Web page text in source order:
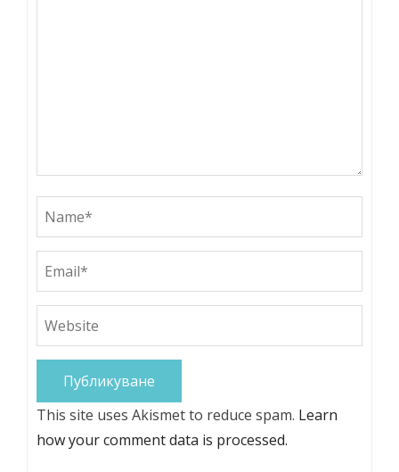
This site uses Akismet to reduce spam. Learn
how your comment data is processed.